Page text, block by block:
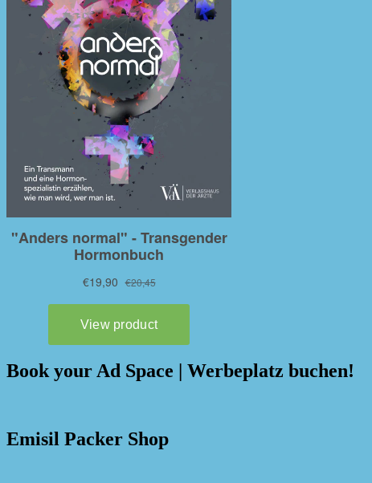
Book your Ad Space | Werbeplatz buchen!
Emisil Packer Shop